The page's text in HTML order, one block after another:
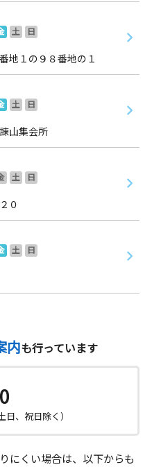
土
日
地１の９８番地の１
土
日
山集会所
土
日
０
土
日
内も行っています
日、祝日除く）
にくい場合は、以下からも